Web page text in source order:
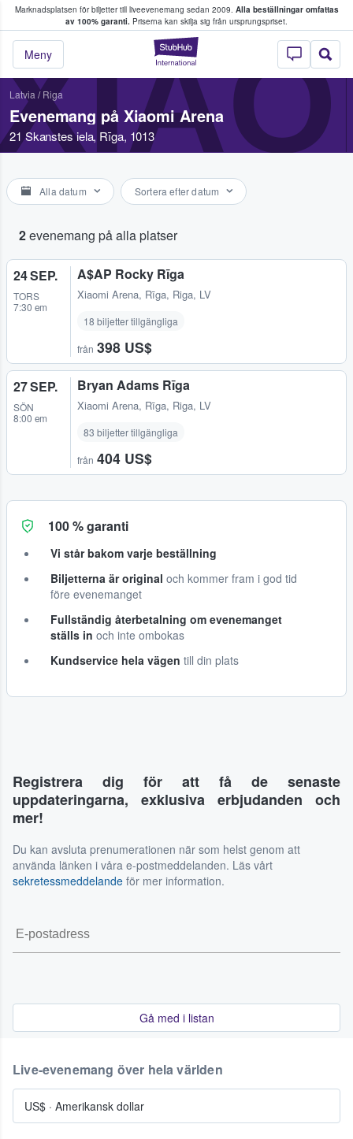
Marknadsplatsen för biljetter till liveevenemang sedan 2009. Alla beställningar omfattas
av 100% garanti. Priserna kan skilja sig från ursprungspriset.
StubHub – där
Meny
köper och säljer biljetter.
Latvia / Riga
Evenemang på Xiaomi Arena
21 Skanstes iela, Rīga, 1013
Alla datum Sortera efter datum
2evenemang på alla platser
24 SEP.
TORS
7:30 em
A$AP Rocky Rīga
Xiaomi Arena, Rīga, Riga, LV
18 biljetter tillgängliga
från 398 US$
27 SEP.
SÖN
8:00 em
Bryan Adams Rīga
Xiaomi Arena, Rīga, Riga, LV
83 biljetter tillgängliga
från 404 US$
100 % garanti
Vi står bakom varje beställning
Biljetterna är original och kommer fram i god tid
före evenemanget
Fullständig återbetalning om evenemanget
ställs in och inte ombokas
Kundservice hela vägen till din plats
Registrera dig för att få de senaste
uppdateringarna, exklusiva erbjudanden och
mer!
Du kan avsluta prenumerationen när som helst genom att
använda länken i våra e-postmeddelanden. Läs vårt
sekretessmeddelande för mer information.
Gå med i listan
Live-evenemang över hela världen
US$ · Amerikansk dollar